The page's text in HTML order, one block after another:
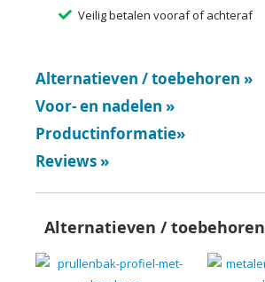
Veilig betalen vooraf of achteraf
Alternatieven / toebehoren »
Voor- en nadelen »
Productinformatie»
Reviews »
Alternatieven / toebehoren